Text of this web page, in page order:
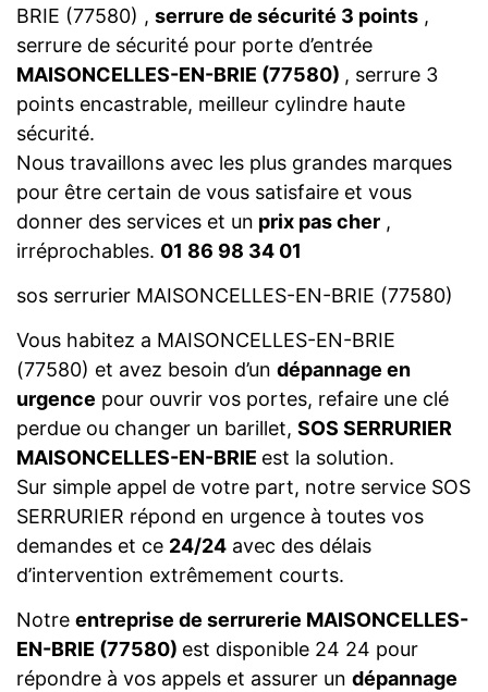
BRIE (77580) , serrure de sécurité 3 points ,
serrure de sécurité pour porte d’entrée
MAISONCELLES-EN-BRIE (77580) , serrure 3
points encastrable, meilleur cylindre haute
sécurité.
Nous travaillons avec les plus grandes marques
pour être certain de vous satisfaire et vous
donner des services et un prix pas cher ,
irréprochables. 01 86 98 34 01
sos serrurier MAISONCELLES-EN-BRIE (77580)
Vous habitez a MAISONCELLES-EN-BRIE
(77580) et avez besoin d’un dépannage en
urgence pour ouvrir vos portes, refaire une clé
perdue ou changer un barillet, SOS SERRURIER
MAISONCELLES-EN-BRIE est la solution.
Sur simple appel de votre part, notre service SOS
SERRURIER répond en urgence à toutes vos
demandes et ce 24/24 avec des délais
d’intervention extrêmement courts.
Notre entreprise de serrurerie MAISONCELLES-
EN-BRIE (77580) est disponible 24 24 pour
répondre à vos appels et assurer un dépannage